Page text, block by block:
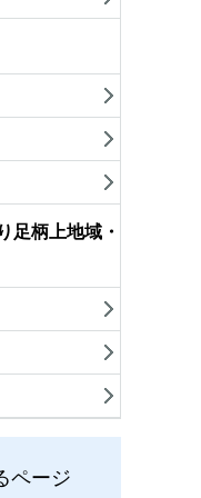
足柄上地域・
ページ